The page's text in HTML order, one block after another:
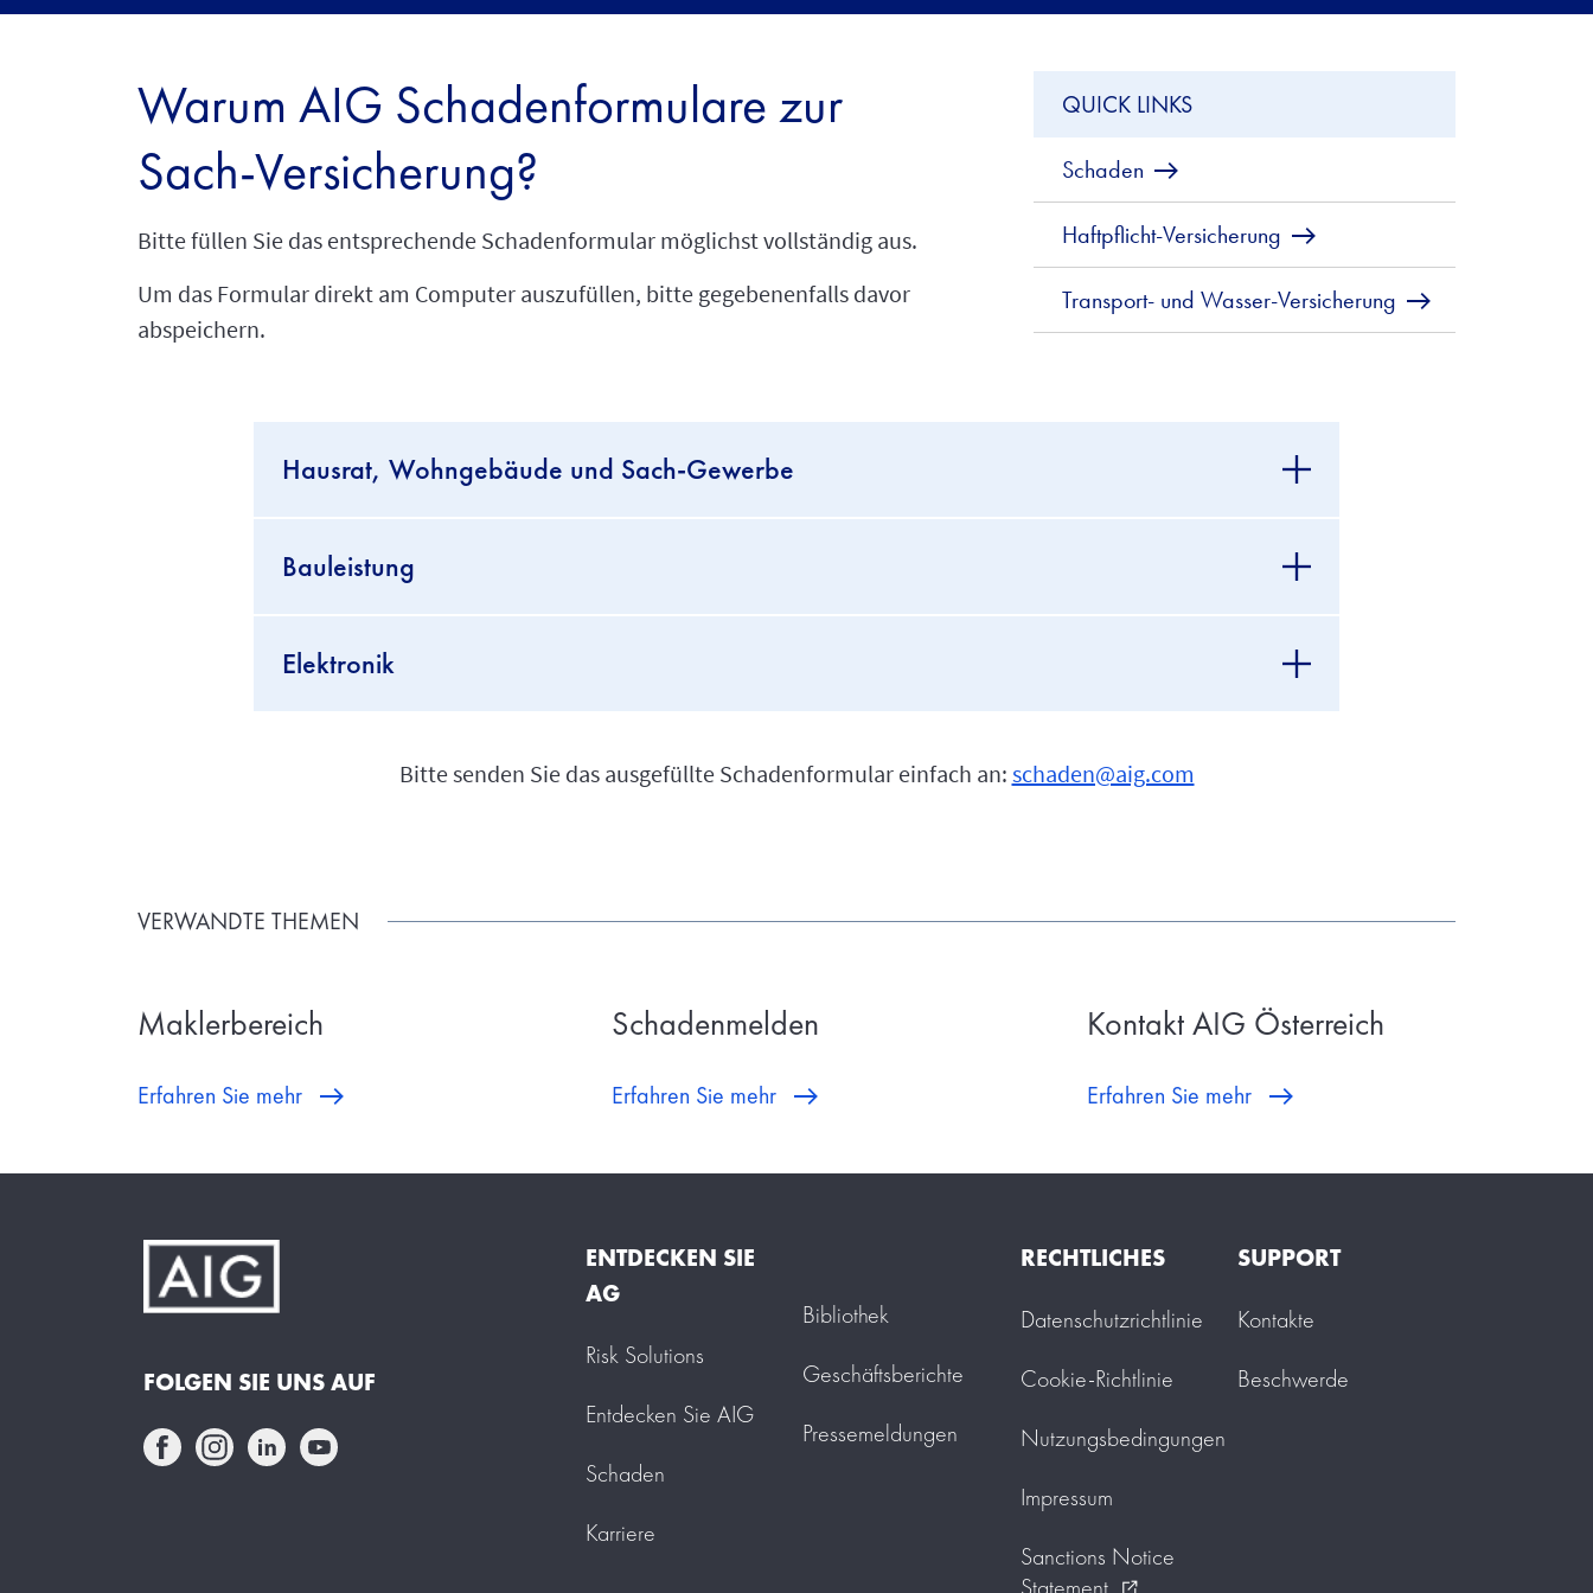
Warum AIG Schadenformulare zur
Sach-Versicherung?
Bitte füllen Sie das entsprechende Schadenformular möglichst vollständig aus.
Um das Formular direkt am Computer auszufüllen, bitte gegebenenfalls davor
abspeichern.
QUICK LINKS
Schaden
Haftpflicht-Versicherung
Transport- und Wasser-Versicherung
Hausrat, Wohngebäude und Sach-Gewerbe
Bauleistung
Elektronik
Bitte senden Sie das ausgefüllte Schadenformular einfach an: schaden@aig.com
VERWANDTE THEMEN
Maklerbereich
Erfahren Sie mehr
Schadenmelden
Erfahren Sie mehr
Kontakt AIG Österreich
Erfahren Sie mehr
FOLGEN SIE UNS AUF
ENTDECKEN SIE
AG
Risk Solutions
Entdecken Sie AIG
Schaden
Karriere
Bibliothek
Geschäftsberichte
Pressemeldungen
RECHTLICHES
Datenschutzrichtlinie
Cookie-Richtlinie
Nutzungsbedingungen
Impressum
Sanctions Notice
external_link
SUPPORT
Kontakte
Beschwerde